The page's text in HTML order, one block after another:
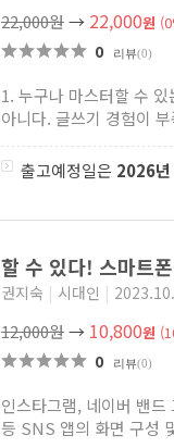
22,000원→ 22,000원
0 리뷰(0)
1. 누구나 마스터할 수
아니다. 글쓰기 경험이
출고예정일은 2026
할 수 있다! 스마트
권지숙 | 시대인 |
12,000원→ 10,800원
0 리뷰(0)
인스타그램, 네이버 밴
등 SNS 앱의 화면 구성